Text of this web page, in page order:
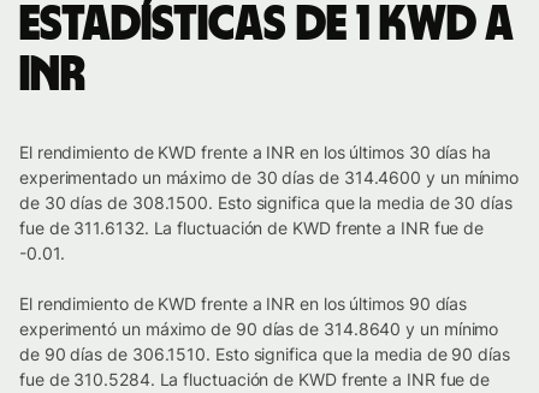
Estadísticas de 1 KWD a
INR
El rendimiento de KWD frente a INR en los últimos 30 días ha
experimentado un máximo de 30 días de 314.4600 y un mínimo
de 30 días de 308.1500. Esto significa que la media de 30 días
fue de 311.6132. La fluctuación de KWD frente a INR fue de
-0.01.
El rendimiento de KWD frente a INR en los últimos 90 días
experimentó un máximo de 90 días de 314.8640 y un mínimo
de 90 días de 306.1510. Esto significa que la media de 90 días
fue de 310.5284. La fluctuación de KWD frente a INR fue de